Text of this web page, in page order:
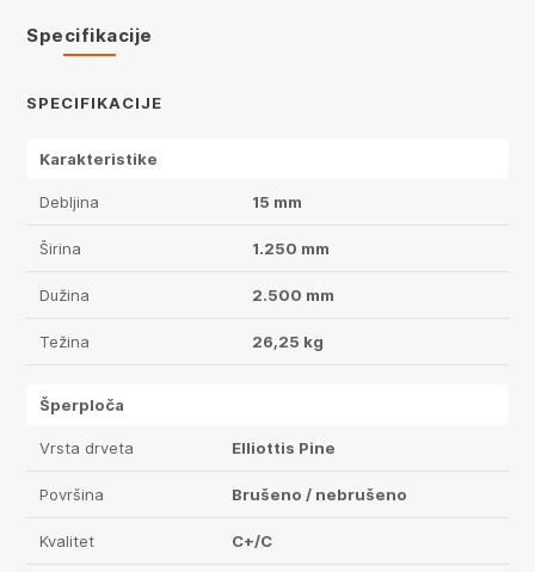
Specifikacije
SPECIFIKACIJE
Karakteristike
Debljina 15 mm
Širina 1.250 mm
Dužina 2.500 mm
Težina 26,25 kg
Šperploča
Vrsta drveta Elliottis Pine
Površina Brušeno / nebrušeno
Kvalitet C+/C